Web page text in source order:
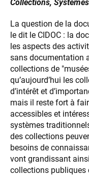
Collections,
La question de la
le dit le CIDOC : la
les aspects des
sans documentation
collections de
qu’aujourd’hui les
d’intérêt et
mais il reste fort à
accessibles et
systèmes
des collections
besoins de
vont grandissant
collections publiques